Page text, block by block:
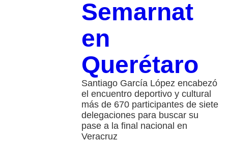
Semarnat
en
Querétaro
Santiago García López encabezó
el encuentro deportivo y cultural
más de 670 participantes de siete
delegaciones para buscar su
pase a la final nacional en
Veracruz